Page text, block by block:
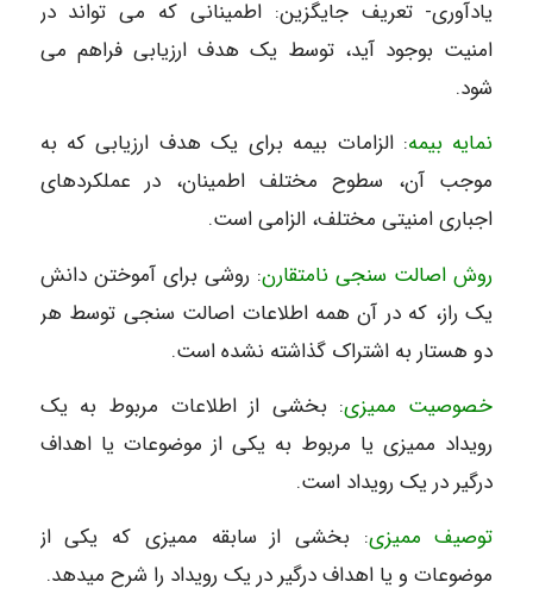
یادآوری- تعریف جایگزین: اطمینانی که می تواند در
امنیت بوجود آید، توسط یک هدف ارزیابی فراهم می
شود.
نمایه بیمه: الزامات بیمه برای یک هدف ارزیابی که به
موجب آن، سطوح مختلف اطمینان، در عملکردهای
اجباری امنیتی مختلف، الزامی است.
روش اصالت سنجی نامتقارن: روشی برای آموختن دانش
یک راز، که در آن همه اطلاعات اصالت سنجی توسط هر
دو هستار به اشتراک گذاشته نشده است.
خصوصیت ممیزی: بخشی از اطلاعات مربوط به یک
رویداد ممیزی یا مربوط به یکی از موضوعات یا اهداف
درگیر در یک رویداد است.
توصیف ممیزی: بخشی از سابقه ممیزی که یکی از
موضوعات و یا اهداف درگیر در یک رویداد را شرح میدهد.